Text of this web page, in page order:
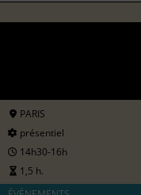
PARIS
présentiel
14h30-16h
1,5 h.